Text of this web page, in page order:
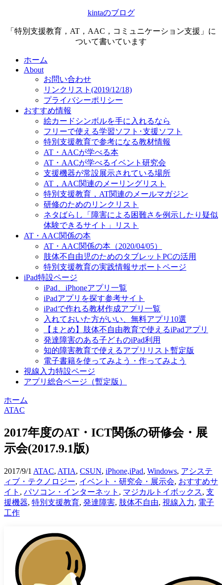
kintaのブログ
「特別支援教育，AT，AAC，コミュニケーション支援」に
ついて書いています
ホーム
About
お問い合わせ
リンクリスト(2019/12/18)
プライバシーポリシー
おすすめ情報
絵カードシンボルを手に入れるなら
フリーで使える学習ソフト･支援ソフト
特別支援教育で参考になる教材情報
AT・AACが学べる本
AT・AACが学べるイベント研究会
支援機器が常設展示されている場所
AT，AAC関連のメーリングリスト
特別支援教育，AT関連のメールマガジン
研修のためのリンクリスト
ネタばらし「障害による困難さを例示したり疑似
体験できるサイト」リスト
AT・AAC関係の本
AT・AAC関係の本（2020/04/05）
肢体不自由児のためのタブレットPCの活用
特別支援教育の実践情報サポートページ
iPad特設ページ
iPad、iPhoneアプリ一覧
iPadアプリを探す参考サイト
iPadで作れる教材作成アプリ一覧
入れておいた方がいい、無料アプリ10選
【まとめ】肢体不自由教育で使えるiPadアプリ
発達障害のある子どものiPad利用
知的障害教育で使えるアプリリスト暫定版
電子書籍を使ってみよう・作ってみよう
視線入力特設ページ
アプリ総合ページ（暫定版）
ホーム
ATAC
2017年度のAT・ICT関係の研修会・展
示会(2017.9.1版)
2017/9/1 ATAC, ATIA, CSUN, iPhone,iPad, Windows, アシステ
ィブ・テクノロジー, イベント・研究会・展示会, おすすめサ
イト , パソコン・インターネット , マジカルトイボックス, 支
援機器, 特別支援教育, 発達障害, 肢体不自由, 視線入力, 電子
工作